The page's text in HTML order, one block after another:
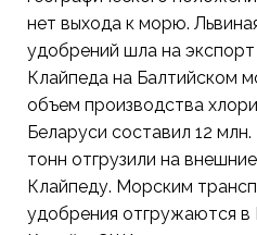
нет выхода к морю.
удобрений шла на
Клайпеда на Балтийском
объем производства
Беларуси составил 12 млн.
тонн отгрузили на
Клайпеду. Морским
удобрения отгружаются